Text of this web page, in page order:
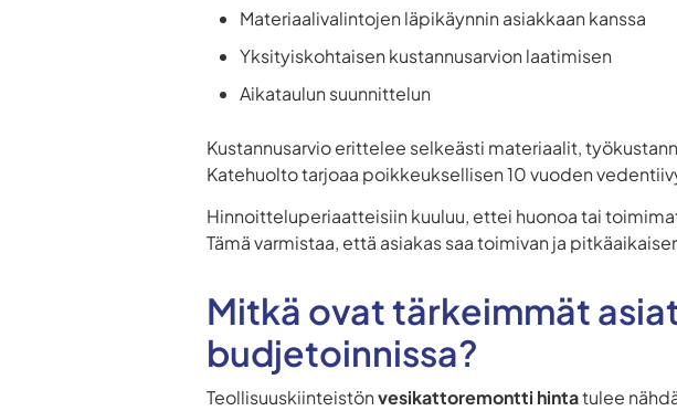
Materiaalivalintojen läpikäynnin asiakkaan kanssa
Yksityiskohtaisen kustannusarvion laatimisen
Aikataulun suunnittelun
Kustannusarvio erittelee selkeästi materiaalit,
Katehuolto tarjoaa poikkeuksellisen 10 vuoden
Hinnoitteluperiaatteisiin kuuluu, ettei huonoa tai
Tämä varmistaa, että asiakas saa toimivan ja
Mitkä ovat tärkeimmät
budjetoinnissa?
Teollisuuskiinteistönvesikattoremontti hintatulee